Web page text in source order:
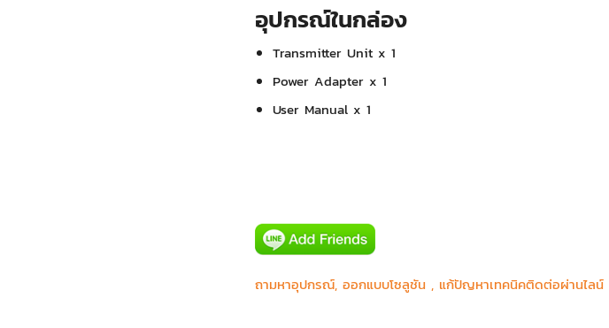
อุปกรณ์ในกล่อง
Transmitter Unit x 1
Power Adapter x 1
User Manual x 1
ถามหาอุปกรณ์, ออกแบบโซลูชัน , แก้ปัญหาเทคนิคติดต่อผ่านไลน์
Major Bowl Group